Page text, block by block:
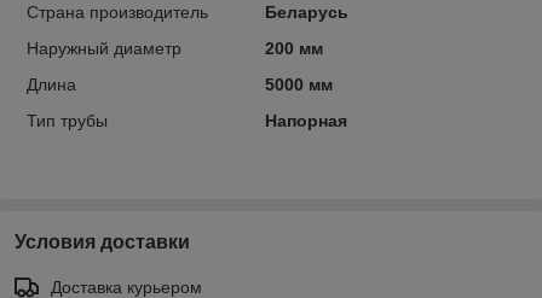
Страна производитель
Беларусь
Наружный диаметр
200 мм
Длина
5000 мм
Тип трубы
Напорная
Условия доставки
Доставка курьером